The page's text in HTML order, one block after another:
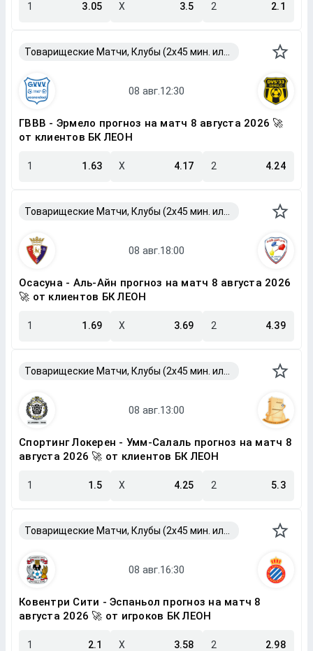
1 3.05 X 3.5 2 2.1
ГВВВ - Эрмело прогноз на матч 8 августа 2026 🚀
от клиентов БК ЛЕОН
1 1.63 X 4.17 2 4.24
Осасуна - Аль-Айн прогноз на матч 8 августа 2026
🚀 от клиентов БК ЛЕОН
1 1.69 X 3.69 2 4.39
Спортинг Локерен - Умм-Салаль прогноз на матч 8
августа 2026 🚀 от клиентов БК ЛЕОН
1 1.5 X 4.25 2 5.3
Ковентри Сити - Эспаньол прогноз на матч 8
августа 2026 🚀 от игроков БК ЛЕОН
1 2.1 X 3.58 2 2.98